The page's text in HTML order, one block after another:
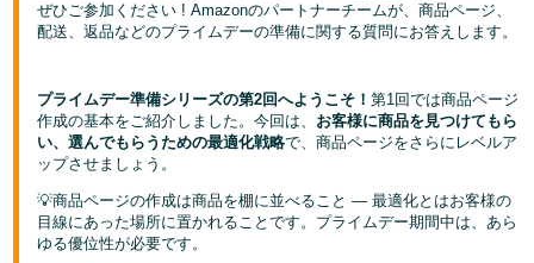
日
本
語
Français
Italiano
- IT
국
어
ぜひご参加ください ! Amazonのパートナーチームが、商品ページ、
配送、返品などのプライムデーの準備に関する質問にお答えします。
プライムデー準備シリーズの第2回へようこそ！第1回では商品ページ
作成の基本をご紹介しました。今回は、 お客様に商品を見つけてもら
い、選んでもらうための最適化戦略で、商品ページをさらにレベルア
ップさせましょう。
💡商品ページの作成は商品を棚に並べること — 最適化とはお客様の
目線にあった場所に置かれることです。プライムデー期間中は、あら
ゆる優位性が必要です。